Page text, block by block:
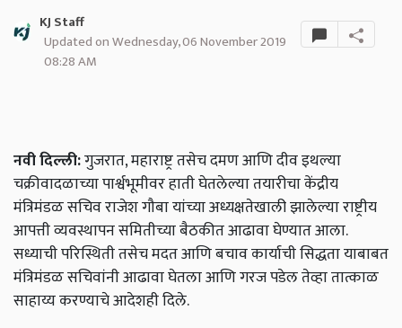
KJ Staff
Updated on Wednesday, 06 November 2019
08:28 AM
नवी दिल्ली:गुजरात, महाराष्ट्र तसेच दमण आणि दीव इथल्या
चक्रीवादळाच्या पार्श्वभूमीवर हाती घेतलेल्या तयारीचा केंद्रीय
मंत्रिमंडळ सचिव राजेश गौबा यांच्या अध्यक्षतेखाली झालेल्या राष्ट्रीय
आपत्ती व्यवस्थापन समितीच्या बैठकीत आढावा घेण्यात आला.
सध्याची परिस्थिती तसेच मदत आणि बचाव कार्याची सिद्धता याबाबत
मंत्रिमंडळ सचिवांनी आढावा घेतला आणि गरज पडेल तेव्हा तात्काळ
साहाय्य करण्याचे आदेशही दिले.